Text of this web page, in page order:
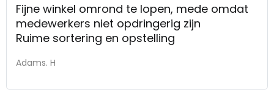
Fijne winkel omrond te lopen, mede omdat
medewerkers niet opdringerig zijn
Ruime sortering en opstelling
Adams. H